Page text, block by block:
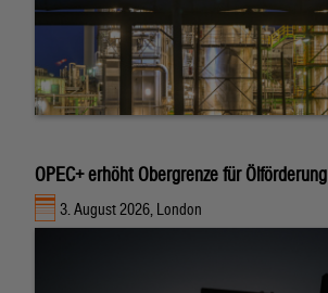
OPEC+ erhöht Obergrenze für Ölförderung
3. August 2026, London